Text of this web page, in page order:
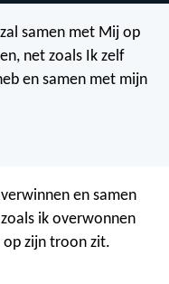
samen met Mij op
net zoals Ik zelf
en samen met mijn
en samen
ik overwonnen
op zijn troon zit.